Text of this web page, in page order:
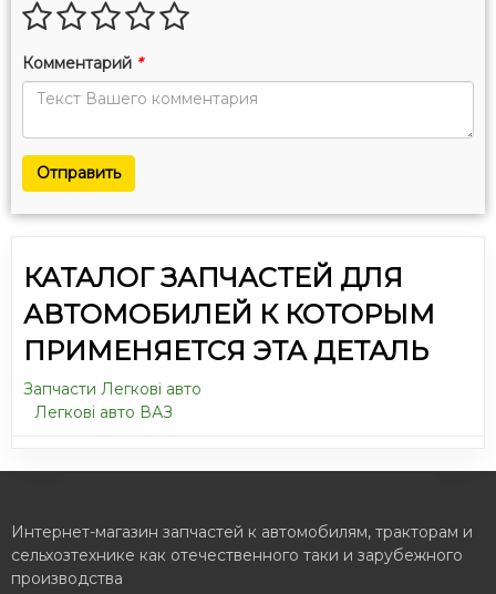
Комментарий *
Отправить
КАТАЛОГ ЗАПЧАСТЕЙ ДЛЯ
АВТОМОБИЛЕЙ К КОТОРЫМ
ПРИМЕНЯЕТСЯ ЭТА ДЕТАЛЬ
Запчасти Легкові авто
Легкові авто ВАЗ
Интернет-магазин запчастей к автомобилям, тракторам и
сельхозтехнике как отечественного таки и зарубежного
производства